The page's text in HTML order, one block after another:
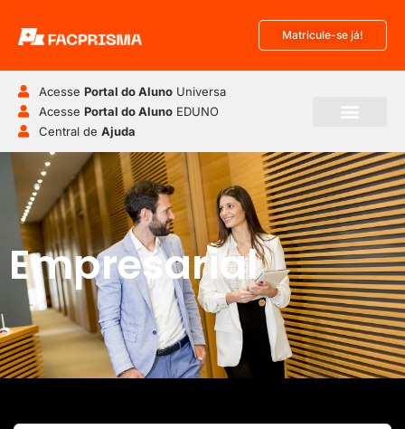
Matricule-se já!
Acesse Portal do AlunoUniversa
Acesse Portal do AlunoEDUNO
Central de Ajuda
Empresarial